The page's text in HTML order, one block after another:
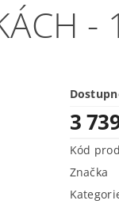
-
3
Kód
Značka